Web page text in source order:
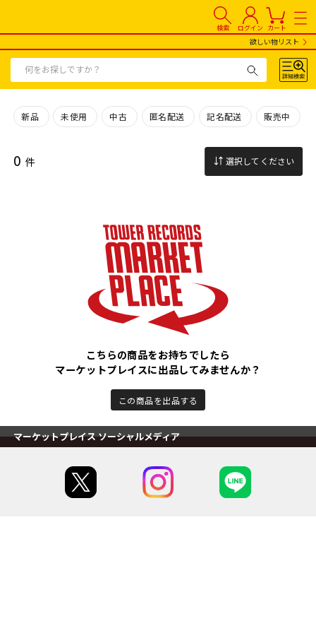
検索 ログイン カート
欲しい物リスト
新品 未使用 中古 匿名配送 記名配送 販売中
0 件 選択してください
こちらの商品をお持ちでしたら
マーケットプレイスに出品してみませんか？
この商品を出品する
マーケットプレイス ソーシャルメディア